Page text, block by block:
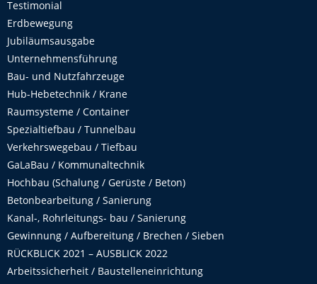
Testimonial
Erdbewegung
Jubiläumsausgabe
Unternehmensführung
Bau- und Nutzfahrzeuge
Hub-Hebetechnik / Krane
Raumsysteme / Container
Spezialtiefbau / Tunnelbau
Verkehrswegebau / Tiefbau
GaLaBau / Kommunaltechnik
Hochbau (Schalung / Gerüste / Beton)
Betonbearbeitung / Sanierung
Kanal-, Rohrleitungs- bau / Sanierung
Gewinnung / Aufbereitung / Brechen / Sieben
RÜCKBLICK 2021 – AUSBLICK 2022
Arbeitssicherheit / Baustelleneinrichtung